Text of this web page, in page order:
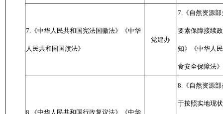
7.《中华人民共和国宪法国徽法》《中华
人民共和国国旗法》
党建办
7.《自然资源
要素保障接续
知》《中华人
食安全保障法》
8.《中华人民共和国行政复议法》《中华
8.《自然资源
于按照实地现